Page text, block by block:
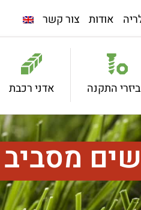
אודות צור קשר
התקנה אדני רכבת